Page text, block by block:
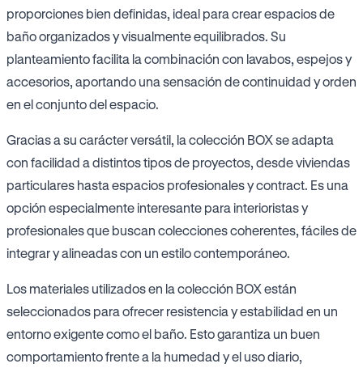
proporciones bien definidas, ideal para crear espacios de
baño organizados y visualmente equilibrados. Su
planteamiento facilita la combinación con lavabos, espejos y
accesorios, aportando una sensación de continuidad y orden
en el conjunto del espacio.
Gracias a su carácter versátil, la colección BOX se adapta
con facilidad a distintos tipos de proyectos, desde viviendas
particulares hasta espacios profesionales y contract. Es una
opción especialmente interesante para interioristas y
profesionales que buscan colecciones coherentes, fáciles de
integrar y alineadas con un estilo contemporáneo.
Los materiales utilizados en la colección BOX están
seleccionados para ofrecer resistencia y estabilidad en un
entorno exigente como el baño. Esto garantiza un buen
comportamiento frente a la humedad y el uso diario,